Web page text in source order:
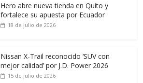
Hero abre nueva tienda en Quito y
fortalece su apuesta por Ecuador
18 de julio de 2026
Nissan X-Trail reconocido ‘SUV con
mejor calidad’ por J.D. Power 2026
15 de julio de 2026